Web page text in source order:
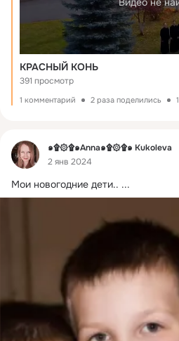
КРАСНЫЙ КОНЬ
391 просмотр
1 комментарий 2 раза поделились
Фид
๑۩۞۩๑Anna๑۩۞۩๑ Kukoleva
2 янв 2024
Мои новогодние дети.. ...